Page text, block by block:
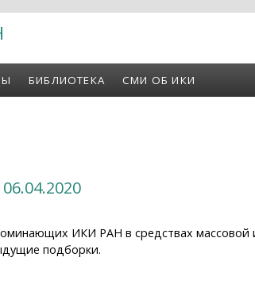
БИБЛИОТЕКА СМИ ОБ ИКИ
ИКИ РАН в средствах
подборки.